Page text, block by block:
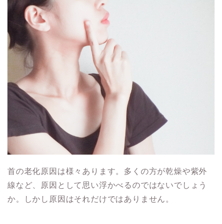
首の老化原因は様々あります。多くの方が乾燥や紫外
線など、原因として思い浮かべるのではないでしょう
か。しかし原因はそれだけではありません。